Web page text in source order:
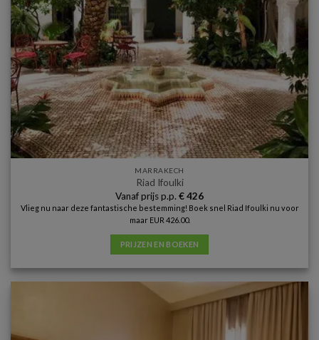
MARRAKECH
Riad Ifoulki
Vanaf prijs p.p. €426
Vlieg nu naar deze fantastische bestemming! Boek snel Riad Ifoulki nu voor
maar EUR 426.00.
PRIJZEN EN BOEKEN